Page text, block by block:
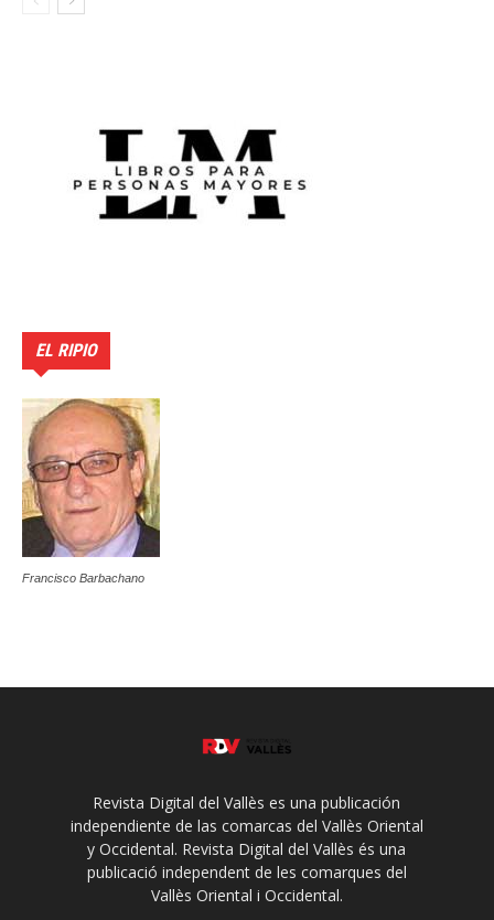
EL RIPIO
Francisco Barbachano
Revista Digital del Vallès es una publicación
independiente de las comarcas del Vallès Oriental
y Occidental. Revista Digital del Vallès és una
publicació independent de les comarques del
Vallès Oriental i Occidental.